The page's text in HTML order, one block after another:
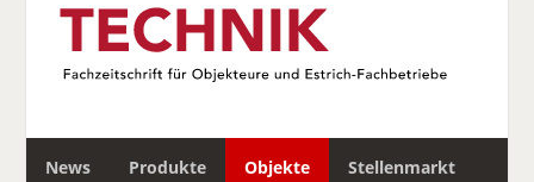
News Produkte Objekte Stellenmarkt